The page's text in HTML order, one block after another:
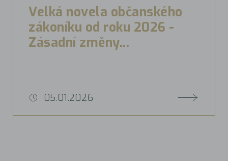
Velká novela občanského
zákoníku od roku 2026 -
Zásadní změny...
05.01.2026